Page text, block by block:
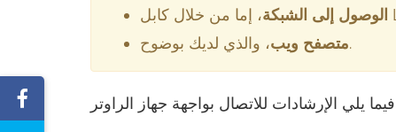
الوصول إلى الشبكة
متصفح ويب، والذي لديك بوضوح.
مشاركة
على